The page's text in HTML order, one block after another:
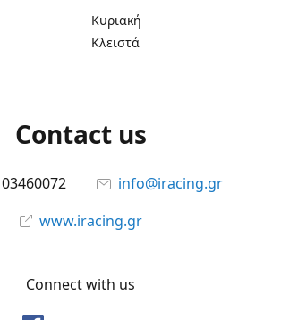
Κυριακή
Κλειστά
Contact us
info@iracing.gr
www.iracing.gr
Connect with us